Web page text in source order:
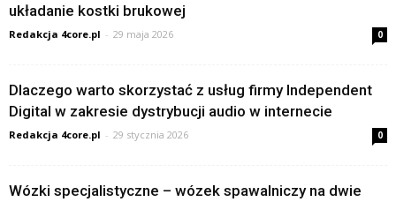
układanie kostki brukowej
Redakcja 4core.pl - 29 maja 2026 0
Dlaczego warto skorzystać z usług firmy Independent
Digital w zakresie dystrybucji audio w internecie
Redakcja 4core.pl - 29 stycznia 2026 0
Wózki specjalistyczne – wózek spawalniczy na dwie